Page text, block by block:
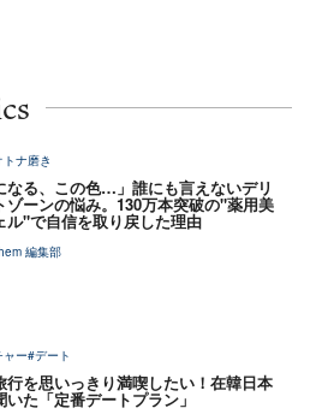
ナ磨き
なる、この色…」誰にも言えないデリ
ゾーンの悩み。130万本突破の"薬用美
ル"で自信を取り戻した理由
編集部
ー#デート
行を思いっきり満喫したい！在韓日本
いた「定番デートプラン」